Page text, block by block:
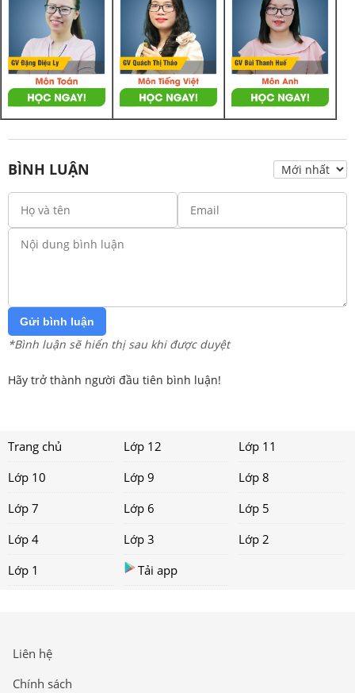
BÌNH LUẬN
Gửi bình luận
*Bình luận sẽ hiển thị sau khi được duyệt
Hãy trở thành người đầu tiên bình luận!
Trang chủ Lớp 12
Lớp 11
Lớp 10
Lớp 9
Lớp 8
Lớp 7
Lớp 6
Lớp 5
Lớp 4
Lớp 3
Lớp 2
Lớp 1
Tải app
Liên hệ
Chính sách